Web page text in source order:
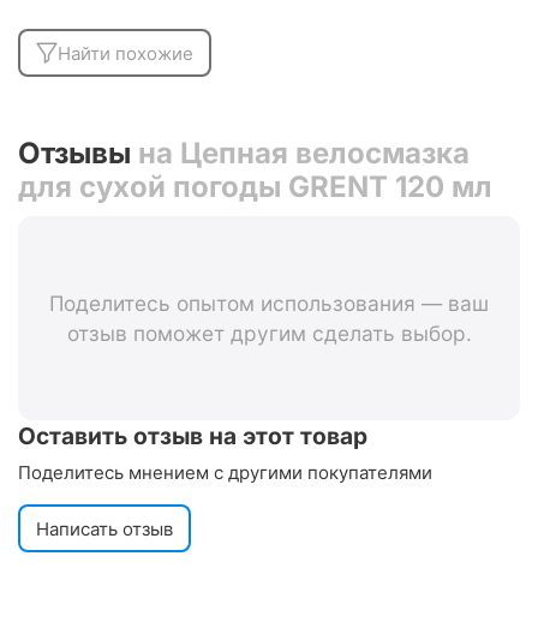
Найти похожие
Отзывы на Цепная велосмазка
для сухой погоды GRENT 120 мл
Поделитесь опытом использования — ваш
отзыв поможет другим сделать выбор.
Оставить отзыв на этот товар
Поделитесь мнением с другими покупателями
Написать отзыв